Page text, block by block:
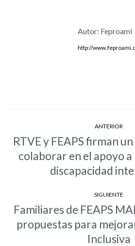
Autor: Feproami
http://
Navegación
entre
entradas
ANTERIOR
RTVE y FEAPS firman
colaborar en el apoyo
discapacidad
SIGUIENTE
Familiares de FEAPS
propuestas para
Inclusiva